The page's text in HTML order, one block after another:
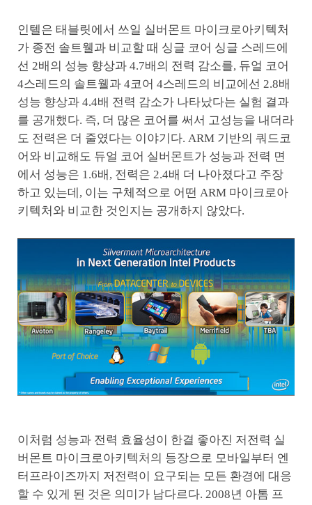
인텔은 태블릿에서 쓰일 실버몬트 마이크로아키텍처
가 종전 솔트웰과 비교할 때 싱글 코어 싱글 스레드에
선 2배의 성능 향상과 4.7배의 전력 감소를, 듀얼 코어
4스레드의 솔트웰과 4코어 4스레드의 비교에선 2.8배
성능 향상과 4.4배 전력 감소가 나타났다는 실험 결과
를 공개했다. 즉, 더 많은 코어를 써서 고성능을 내더라
도 전력은 더 줄였다는 이야기다. ARM 기반의 쿼드코
어와 비교해도 듀얼 코어 실버몬트가 성능과 전력 면
에서 성능은 1.6배, 전력은 2.4배 더 나아졌다고 주장
하고 있는데, 이는 구체적으로 어떤 ARM 마이크로아
키텍처와 비교한 것인지는 공개하지 않았다.
이처럼 성능과 전력 효율성이 한결 좋아진 저전력 실
버몬트 마이크로아키텍처의 등장으로 모바일부터 엔
터프라이즈까지 저전력이 요구되는 모든 환경에 대응
할 수 있게 된 것은 의미가 남다르다. 2008년 아톰 프